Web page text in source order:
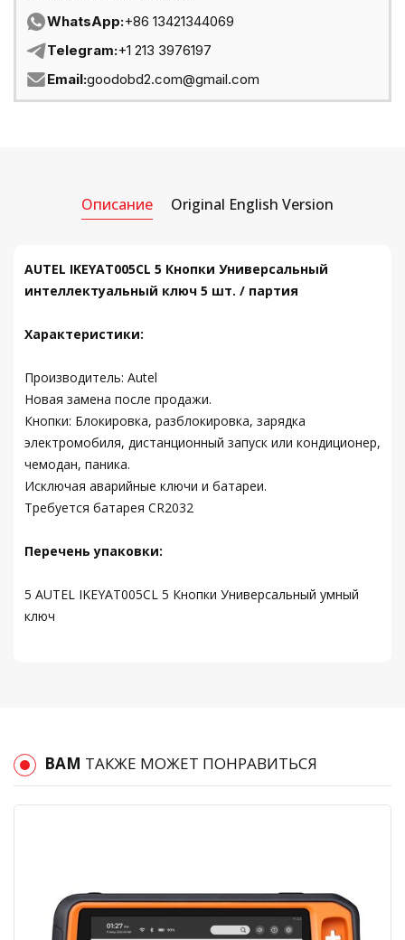
WhatsApp:+86 13421344069
Telegram:+1 213 3976197
Email:goodobd2.com@gmail.com
Описание Original English Version
AUTEL IKEYAT005CL 5 Кнопки Универсальный
интеллектуальный ключ 5 шт. / партия
Характеристики:
Производитель: Autel
Новая замена после продажи.
Кнопки: Блокировка, разблокировка, зарядка
электромобиля, дистанционный запуск или кондиционер,
чемодан, паника.
Исключая аварийные ключи и батареи.
Требуется батарея CR2032
Перечень упаковки:
5 AUTEL IKEYAT005CL 5 Кнопки Универсальный умный
ключ
ВАМ ТАКЖЕ МОЖЕТ ПОНРАВИТЬСЯ